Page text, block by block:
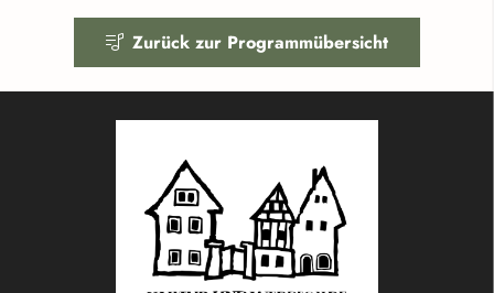
Zurück zur Programmübersicht